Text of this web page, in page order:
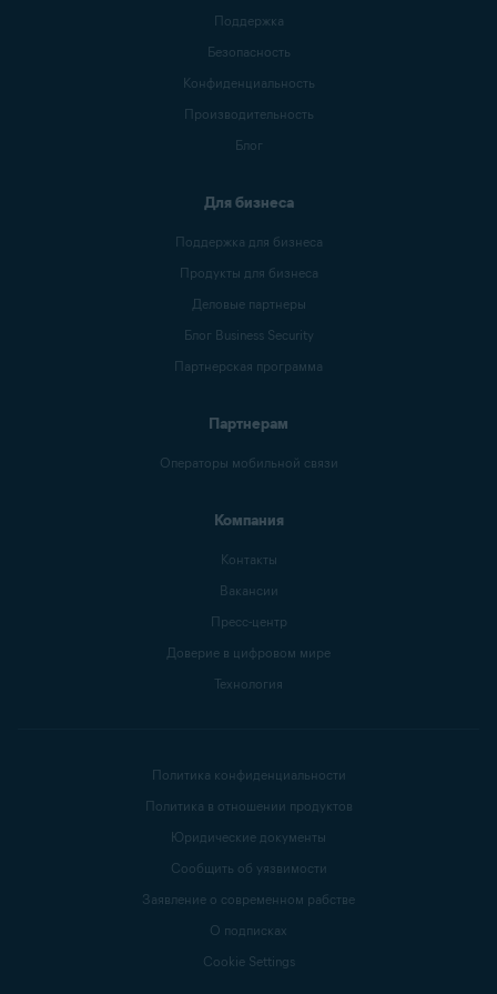
Поддержка
Безопасность
Конфиденциальность
Производительность
Блог
Для бизнеса
Поддержка для бизнеса
Продукты для бизнеса
Деловые партнеры
Блог Business Security
Партнерская программа
Партнерам
Операторы мобильной связи
Компания
Контакты
Вакансии
Пресс-центр
Доверие в цифровом мире
Технология
Политика конфиденциальности
Политика в отношении продуктов
Юридические документы
Сообщить об уязвимости
Заявление о современном рабстве
О подписках
Cookie Settings